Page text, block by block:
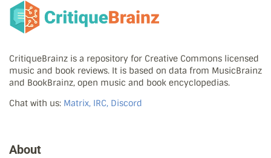
CritiqueBrainz is a repository for Creative Commons licensed
music and book reviews. It is based on data from MusicBrainz
and BookBrainz, open music and book encyclopedias.
Chat with us: Matrix, IRC, Discord
About